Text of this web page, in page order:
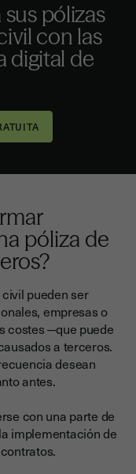
pólizas
con las
digital de
póliza de
pueden ser
empresas o
costes ─que puede
a terceros.
desean
antes.
con una parte de
implementación de